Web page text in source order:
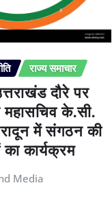
राज्य समाचार
दौरे पर
के.सी.
में संगठन की
कार्यक्रम
Media